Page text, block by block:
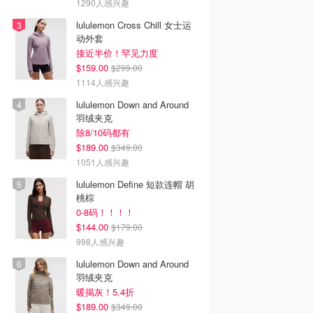
1290人感兴趣
lululemon Cross Chill 女士运
动外套
接近半价！罕见力度
$159.00 $299.00
1114人感兴趣
lululemon Down and Around
羽绒夹克
除8/10码都有
$189.00 $349.00
1051人感兴趣
lululemon Define 短款连帽 胡
桃棕
0-8码！！！！
$144.00 $179.00
998人感兴趣
lululemon Down and Around
羽绒夹克
暖揭灰！5.4折
$189.00 $349.00